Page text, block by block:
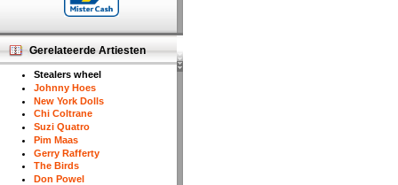
Gerelateerde Artiesten
Stealers wheel
Johnny Hoes
New York Dolls
Chi Coltrane
Suzi Quatro
Pim Maas
Gerry Rafferty
The Birds
Don Powel